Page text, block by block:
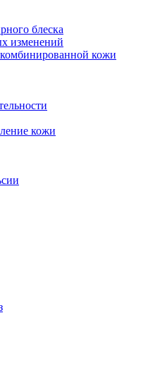
блеска
изменений
кожи
кожи